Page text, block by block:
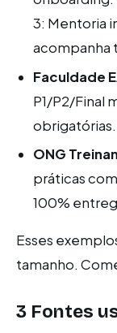
3: Mentoria
acompanha
Faculdade
P1/P2/Final
obrigatórias.
ONG
práticas
100%
Esses
tamanho.
3 Fontes